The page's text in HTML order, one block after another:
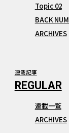
Topic 02
BACK
ARCHIVES
連載記事
連載一覧
ARCHIVES